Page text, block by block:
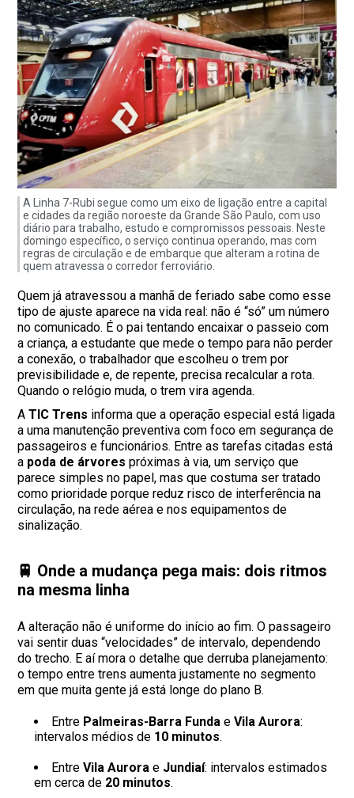
A Linha 7-Rubi segue como um eixo de ligação entre a capital
e cidades da região noroeste da Grande São Paulo, com uso
diário para trabalho, estudo e compromissos pessoais. Neste
domingo específico, o serviço continua operando, mas com
regras de circulação e de embarque que alteram a rotina de
quem atravessa o corredor ferroviário.
Quem já atravessou a manhã de feriado sabe como esse
tipo de ajuste aparece na vida real: não é “só” um número
no comunicado. É o pai tentando encaixar o passeio com
a criança, a estudante que mede o tempo para não perder
a conexão, o trabalhador que escolheu o trem por
previsibilidade e, de repente, precisa recalcular a rota.
Quando o relógio muda, o trem vira agenda.
ATIC Trens informa que a operação especial está ligada
a uma manutenção preventiva com foco em segurança de
passageiros e funcionários. Entre as tarefas citadas está
a poda de árvores próximas à via, um serviço que
parece simples no papel, mas que costuma ser tratado
como prioridade porque reduz risco de interferência na
circulação, na rede aérea e nos equipamentos de
sinalização.
🚆 Onde a mudança pega mais: dois ritmos
na mesma linha
A alteração não é uniforme do início ao fim. O passageiro
vai sentir duas “velocidades” de intervalo, dependendo
do trecho. E aí mora o detalhe que derruba planejamento:
o tempo entre trens aumenta justamente no segmento
em que muita gente já está longe do plano B.
Entre Palmeiras-Barra Funda e Vila Aurora:
intervalos médios de 10 minutos.
Entre Vila Aurora e Jundiaí: intervalos estimados
em cerca de 20 minutos.